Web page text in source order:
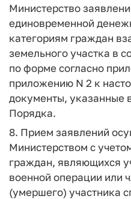
Министерство
единовременной
категориям граждан
земельного участка в
по форме согласно
приложению N 2 к
документы, указанные
Порядка.
8. Прием заявлений
Министерством с
граждан, являющихся
военной операции или
(умершего) участника